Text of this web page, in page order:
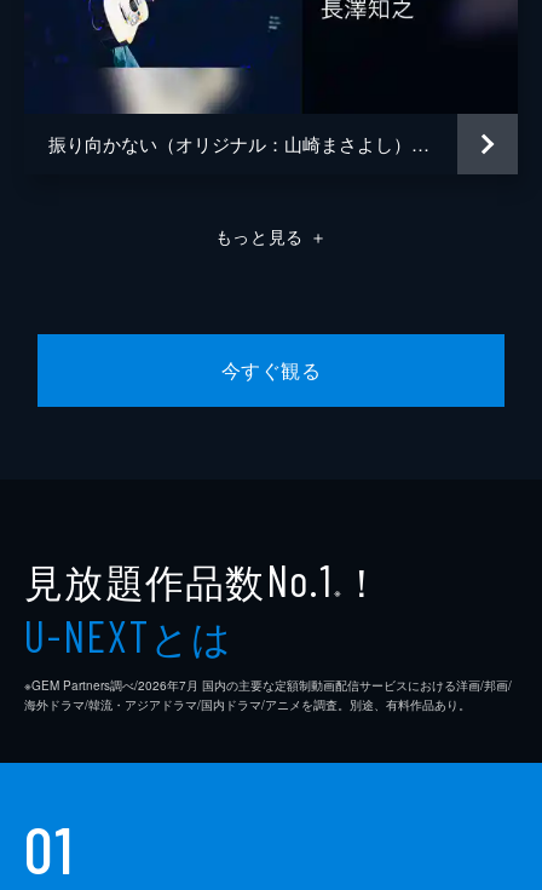
振り向かない（オリジナル：山崎まさよし） 〜Augusta Camp 2025〜
もっと見る ＋
今すぐ観る
見放題作品数No.1 ※ ！
U-NEXTとは
※GEM Partners調べ/2026年7⽉ 国内の主要な定額制動画配信サービスにおける洋画/邦画/
海外ドラマ/韓流・アジアドラマ/国内ドラマ/アニメを調査。別途、有料作品あり。
01